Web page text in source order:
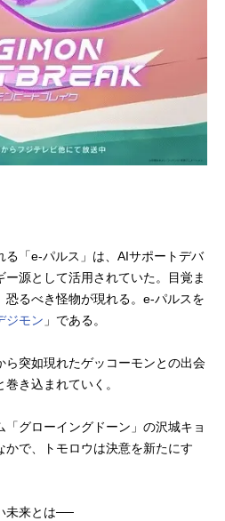
る「e-パルス」は、AIサポートデバ
源として活用されていた。目覚ま
恐るべき怪物が現れる。e-パルスを
ジモン 」である。
ら突如現れたゲッコーモンとの出会
き込まれていく。
グローイングドーン」の沢城キョ
かで、トモロウは決意を新たにす
未来とは──